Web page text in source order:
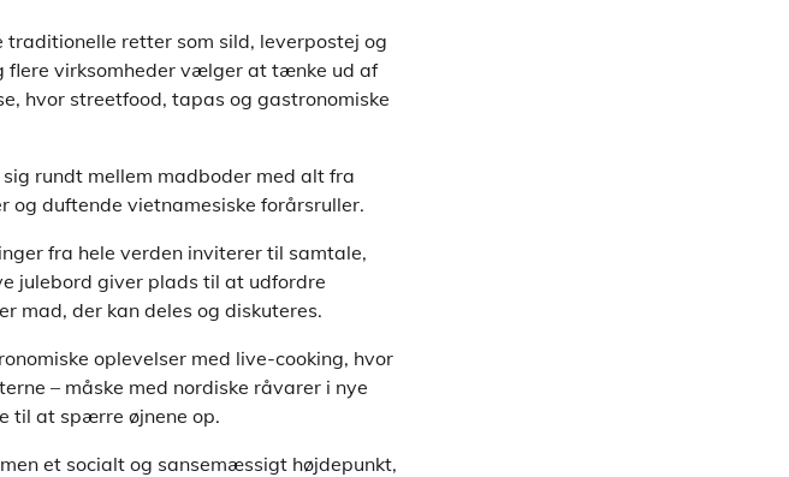
retter som sild, leverpostej og
flere virksomheder vælger at tænke ud af
hvor streetfood, tapas og gastronomiske
rundt mellem madboder med alt fra
og duftende vietnamesiske forårsruller.
fra hele verden inviterer til samtale,
julebord giver plads til at udfordre
mad, der kan deles og diskuteres.
oplevelser med live-cooking, hvor
– måske med nordiske råvarer i nye
til at spærre øjnene op.
et socialt og sansemæssigt højdepunkt,